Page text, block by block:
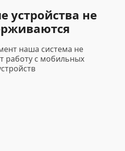
устройства не
наша система не
работу с мобильных